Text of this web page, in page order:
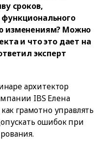
сроков,
изменениям? Можно
и что это дает на
эксперт
архитектор
IBS Елена
грамотно управлять
ошибок при